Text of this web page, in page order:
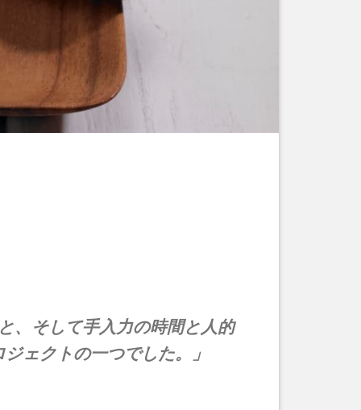
、そして手入力の時間と人的
ェクトの一つでした。」